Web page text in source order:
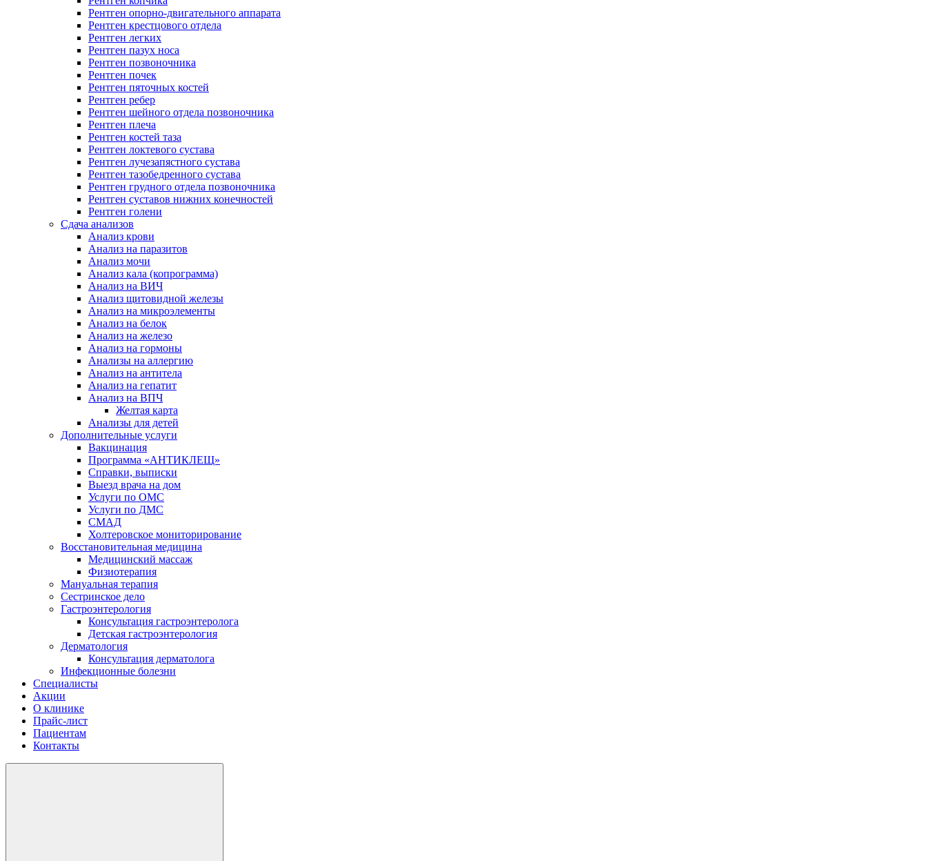
Рентген опорно-двигательного аппарата
Рентген крестцового отдела
Рентген легких
Рентген пазух носа
Рентген позвоночника
Рентген почек
Рентген пяточных костей
Рентген ребер
Рентген шейного отдела позвоночника
Рентген плеча
Рентген костей таза
Рентген локтевого сустава
Рентген лучезапястного сустава
Рентген тазобедренного сустава
Рентген грудного отдела позвоночника
Рентген суставов нижних конечностей
Рентген голени
Сдача анализов
Анализ крови
Анализ на паразитов
Анализ мочи
Анализ кала (копрограмма)
Анализ на ВИЧ
Анализ щитовидной железы
Анализ на микроэлементы
Анализ на белок
Анализ на железо
Анализ на гормоны
Анализы на аллергию
Анализ на антитела
Анализ на гепатит
Анализ на ВПЧ
Желтая карта
Анализы для детей
Дополнительные услуги
Вакцинация
Программа «АНТИКЛЕЩ»
Справки, выписки
Выезд врача на дом
Услуги по ОМС
Услуги по ДМС
СМАД
Холтеровское мониторирование
Восстановительная медицина
Медицинский массаж
Физиотерапия
Мануальная терапия
Сестринское дело
Гастроэнтерология
Консультация гастроэнтеролога
Детская гастроэнтерология
Дерматология
Консультация дерматолога
Инфекционные болезни
Специалисты
Акции
О клинике
Прайс-лист
Пациентам
Контакты